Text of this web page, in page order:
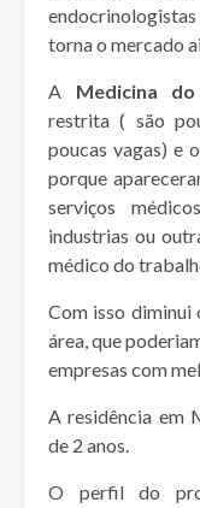
torna o mercado
A Medicina
restrita ( são
poucas vagas) e
porque
serviços
industrias ou
médico do
Com isso diminui
área, que
empresas com
A residência em
de 2 anos.
O perfil do